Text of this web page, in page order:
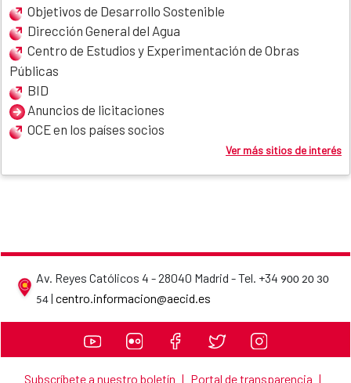
Objetivos de Desarrollo Sostenible
Dirección General del Agua
Centro de Estudios y Experimentación de Obras
Públicas
BID
Anuncios de licitaciones
OCE en los países socios
Ver más sitios de interés
Av. Reyes Católicos 4 - 28040 Madrid - Tel. +34 900 20 30
54 | centro.informacion@aecid.esAECID contact details
Subscríbete a nuestro boletín | Portal de transparencia |